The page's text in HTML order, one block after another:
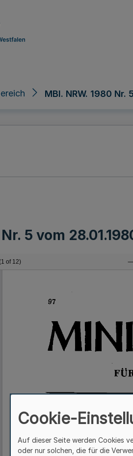
MBl. NRW. 1980 Nr.
5 vom
Cookie-
Auf dieser Seite werden Cookies
oder nur solchen, die für die